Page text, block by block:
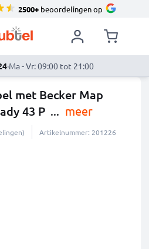
2500+beoordelingen op
·Ma - Vr: 09:00 tot 21:00
met Becker Map
43 P ... meer
Artikelnummer: 201226